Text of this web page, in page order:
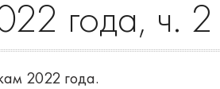
года, ч. 2
2022 года.